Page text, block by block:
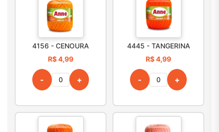
4156 - CENOURA
R$ 4,99
- +
4445 - TANGERINA
R$ 4,99
- +